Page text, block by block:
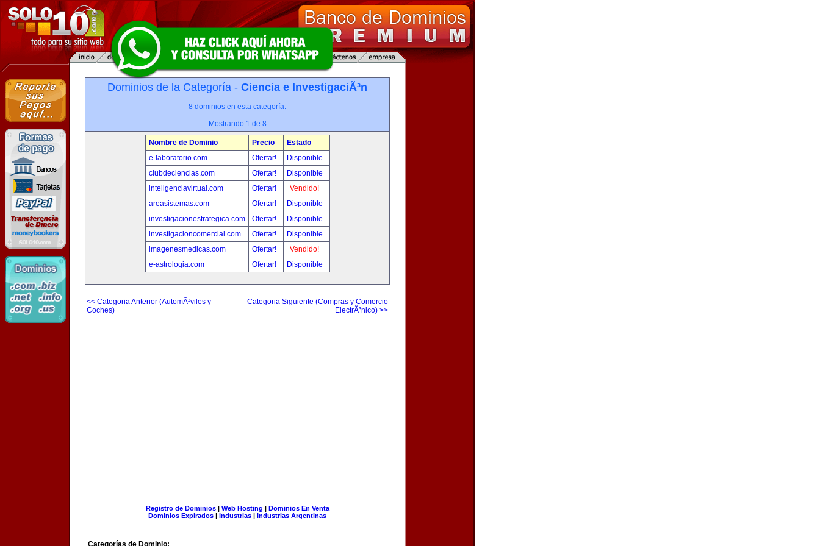
Dominios de la Categoría - Ciencia e InvestigaciÃ³n
8 dominios en esta categoría.
Mostrando 1 de 8
Nombre de Dominio Precio
Estado
e-laboratorio.com
Ofertar!
Disponible
clubdeciencias.com
Ofertar!
Disponible
inteligenciavirtual.com
Ofertar!
Vendido!
areasistemas.com
Ofertar!
Disponible
investigacionestrategica.com
Ofertar!
Disponible
investigacioncomercial.com
Ofertar!
Disponible
imagenesmedicas.com
Ofertar!
Vendido!
e-astrologia.com
Ofertar! Disponible
<< Categoria Anterior (AutomÃ³viles y
Coches)
Categoria Siguiente (Compras y Comercio
ElectrÃ³nico) >>
Registro de Dominios| Web Hosting | Dominios En Venta
Dominios Expirados | Industrias | Industrias Argentinas
Categorías de Dominio: